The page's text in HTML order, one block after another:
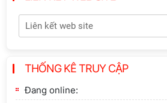
Tôn
sinh đào tạo trình độ tiến sĩ đợt 1
THỐNG KÊ TRUY CẬP
Đang online: